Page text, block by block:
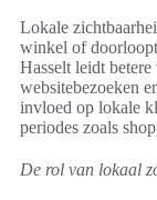
Lokale
winkel of
Hasselt leidt
websitebezoeken
invloed op lokale
periodes zoals
De rol van lokaal